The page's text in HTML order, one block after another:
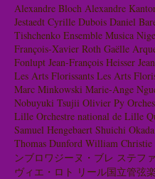
Alexandre Bloch Alexandre
Jestaedt Cyrille Dubois Daniel
Tishchenko Ensemble Musica
François-Xavier Roth Gaëlle
Fonlupt Jean-François Heisser
Les Arts Florissants Les Arts
Marc Minkowski Marie-Ange
Nobuyuki Tsujii Olivier Py
Lille Orchestre national de Lille
Samuel Hengebaert Shuichi Okada
Thomas Dunford William Christie
ンブロワジーヌ・ブレ ステフ
ヴィエ・ロト リール国立管弦